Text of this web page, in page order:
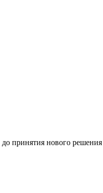
принятия нового